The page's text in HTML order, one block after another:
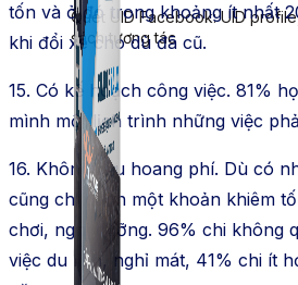
Quét UID Facebook: UID
sách tương tác
tốn và ở đó trong khoảng ít nhất
khi đổi xe cho dù đã cũ.
15. Có kế hoạch công việc. 81%
mình một lịch trình những việc
16. Không tiêu hoang phí. Dù có
cũng chỉ dành một khoản khiêm
chơi, nghỉ dưỡng. 96% chi không
việc du lịch, nghỉ mát, 41% chi ít